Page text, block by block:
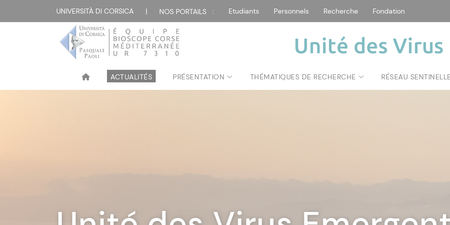
UNIVERSITÀ DI CORSICA | NOS PORTAILS : Etudiants Personnels Recherche Fondation
Unité des Virus
ACTUALITÉS PRÉSENTATION THÉMATIQUES DE RECHERCHE RÉSEAU